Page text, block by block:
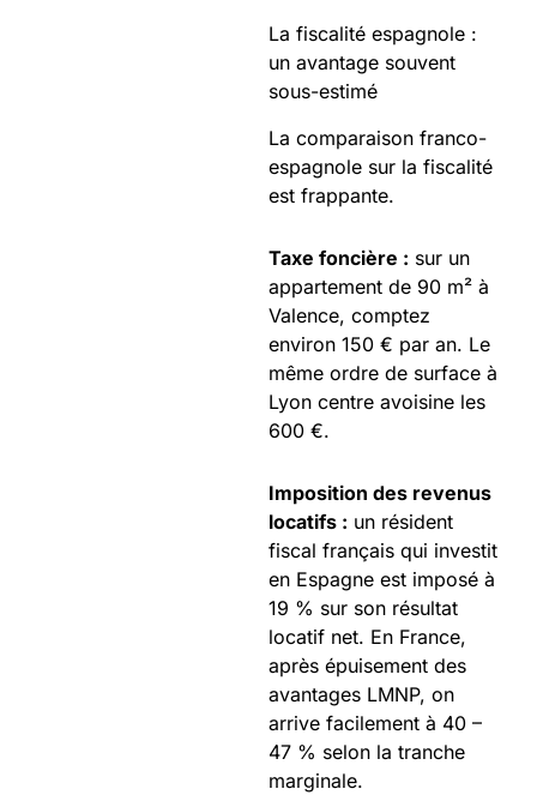
La fiscalité espagnole :
un avantage souvent
sous-estimé
La comparaison franco-
espagnole sur la fiscalité
est frappante.
Taxe foncière : sur un
appartement de 90 m² à
Valence, comptez
environ 150 € par an. Le
même ordre de surface à
Lyon centre avoisine les
600 €.
Imposition des revenus
locatifs : un résident
fiscal français qui investit
en Espagne est imposé à
19 % sur son résultat
locatif net. En France,
après épuisement des
avantages LMNP, on
arrive facilement à 40 –
47 % selon la tranche
marginale.